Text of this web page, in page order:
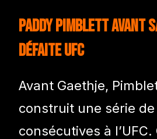
Paddy Pimblett avant
défaite UFC
Avant Gaethje,
construit une série
consécutives à l’UFC.